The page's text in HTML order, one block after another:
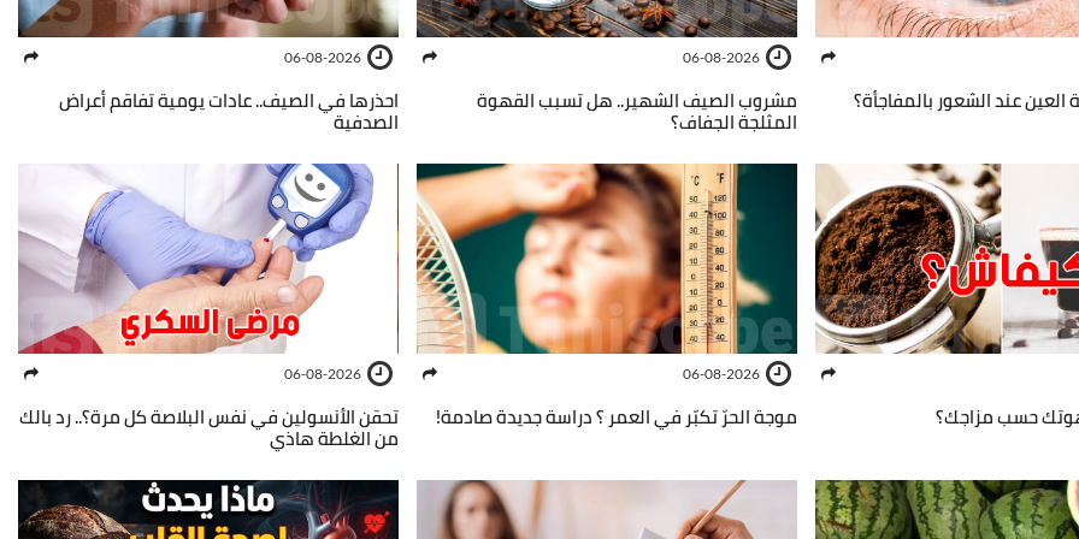
عند الشعور بالمفاجأة؟
06-08-2026
مشروب الصيف الشهير.. هل تسبب القهوة
المثلجة الجفاف؟
06-08-2026
احذرها في الصيف.. عادات يومية تفاقم أعراض
الصدفية
حسب مزاجك؟
06-08-2026
موجة الحرّ تكبّر في العمر ؟ دراسة جديدة صادمة!
06-08-2026
تحقن الأنسولين في نفس البلاصة كل مرة؟.. رد بالك
من الغلطة هاذي